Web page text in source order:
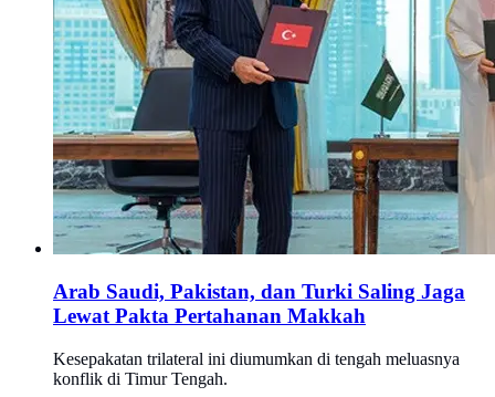
Arab Saudi, Pakistan, dan Turki Saling Jaga
Lewat Pakta Pertahanan Makkah
Kesepakatan trilateral ini diumumkan di tengah meluasnya
konflik di Timur Tengah.